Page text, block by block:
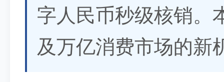
字人民币秒级核销。
及万亿消费市场的新